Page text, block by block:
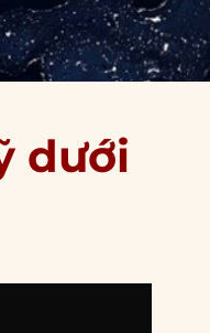
dưới